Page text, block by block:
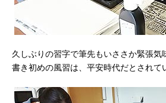
久しぶりの習字で筆先もいささか緊張気
書き初めの風習は、平安時代だとされて